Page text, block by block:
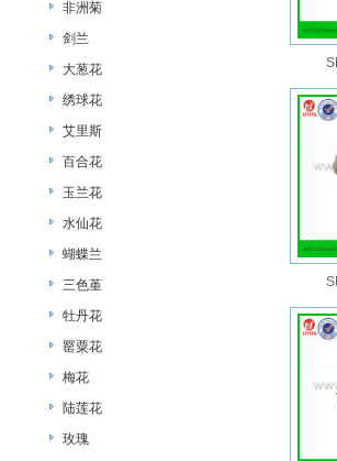
非洲菊
剑兰
大葱花
绣球花
艾里斯
百合花
玉兰花
水仙花
蝴蝶兰
三色堇
牡丹花
罂粟花
梅花
陆莲花
玫瑰